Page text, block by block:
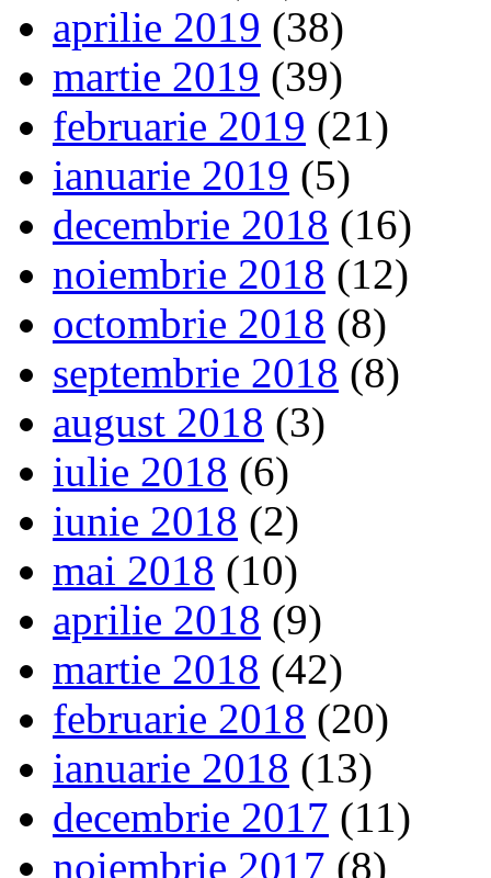
aprilie 2019 (38)
martie 2019 (39)
februarie 2019 (21)
ianuarie 2019 (5)
decembrie 2018 (16)
noiembrie 2018 (12)
octombrie 2018 (8)
septembrie 2018 (8)
august 2018 (3)
iulie 2018 (6)
iunie 2018 (2)
mai 2018 (10)
aprilie 2018 (9)
martie 2018 (42)
februarie 2018 (20)
ianuarie 2018 (13)
decembrie 2017 (11)
noiembrie 2017 (8)